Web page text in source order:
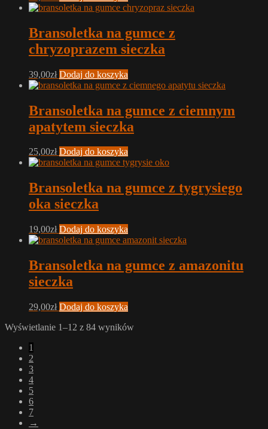
Bransoletka na gumce z
chryzoprazem sieczka
39,00zł Dodaj do koszyka
Bransoletka na gumce z ciemnym
apatytem sieczka
25,00zł Dodaj do koszyka
Bransoletka na gumce z tygrysiego
oka sieczka
19,00zł Dodaj do koszyka
Bransoletka na gumce z amazonitu
sieczka
29,00zł Dodaj do koszyka
Wyświetlanie 1–12 z 84 wyników
1
2
3
4
5
6
7
→